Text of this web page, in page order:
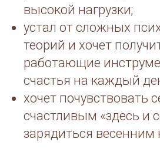
высокой нагрузки;
устал от сложных
теорий и хочет
работающие
счастья на каждый
хочет почувствовать
счастливым «здесь и
зарядиться весенним